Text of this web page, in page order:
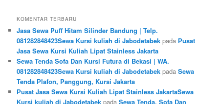
KOMENTAR TERBARU
Jasa Sewa Puff Hitam Silinder Bandung | Telp.
081282848423Sewa Kursi kuliah di Jabodetabek pada Pusat
Jasa Sewa Kursi Kuliah Lipat Stainless Jakarta
Sewa Tenda Sofa Dan Kursi Futura di Bekasi | WA.
081282848423Sewa Kursi kuliah di Jabodetabek padaSewa
Tenda Plafon, Panggung, Kursi Jakarta
Pusat Jasa Sewa Kursi Kuliah Lipat Stainless JakartaSewa
Kursi kuliah di Jabodetabek padaSewa Tenda, Sofa Dan